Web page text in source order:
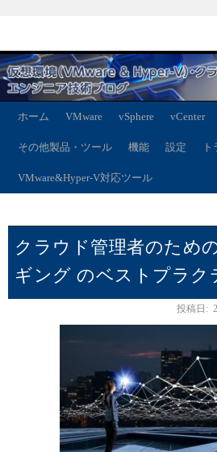
ホーム VMware vSphere vCenter
その他製品・ツール 機能 設定
VMware&Hyper-V対応ツール
クラウド管理者のため
ギング のベストプラク
投稿日: